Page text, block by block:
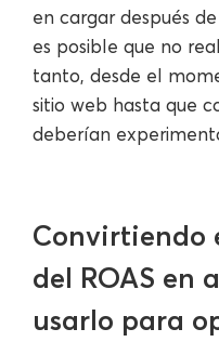
en cargar después
es posible que no
tanto, desde el
sitio web hasta que
deberían
Convirtiendo
del ROAS en
usarlo para